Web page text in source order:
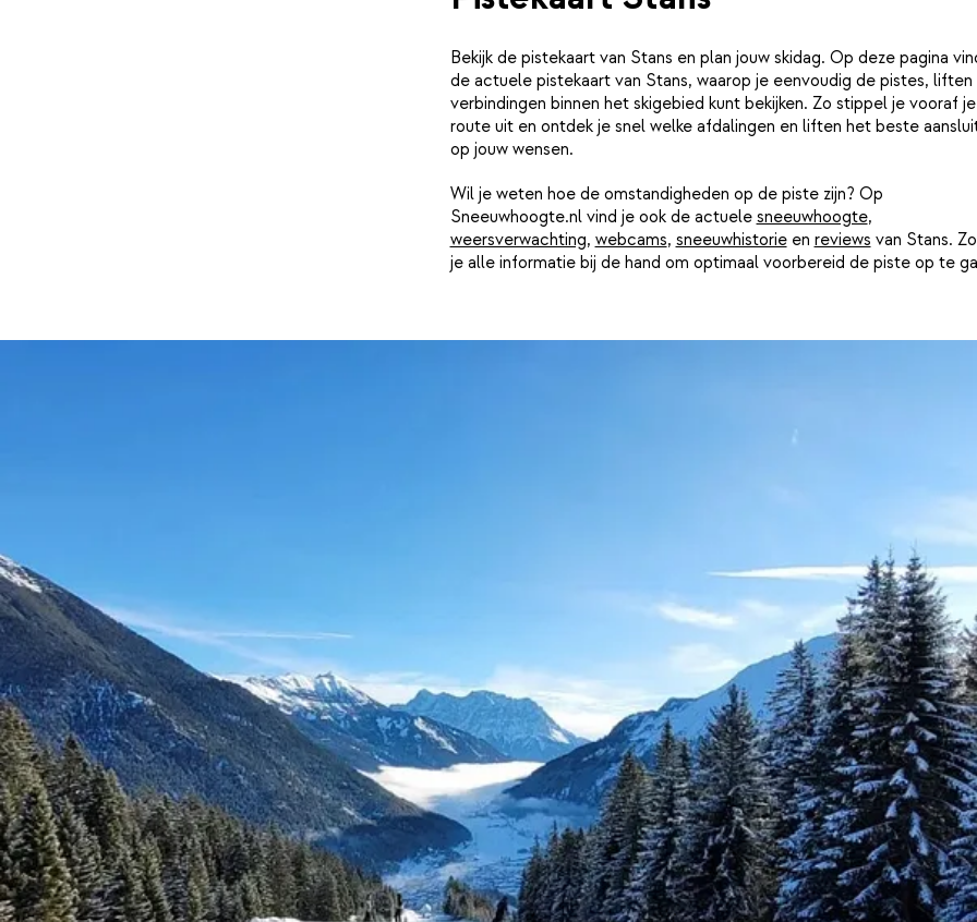
Bekijk de pistekaart van Stans en plan jouw skidag. Op deze pagina
de actuele pistekaart van Stans, waarop je eenvoudig de pistes, liften
verbindingen binnen het skigebied kunt bekijken. Zo stippel je vooraf je
route uit en ontdek je snel welke afdalingen en liften het beste
op jouw wensen.
Wil je weten hoe de omstandigheden op de piste zijn? Op
Sneeuwhoogte.nl vind je ook de actuele sneeuwhoogte,
weersverwachting, webcams, sneeuwhistorieen reviews van Stans.
je alle informatie bij de hand om optimaal voorbereid de piste op te